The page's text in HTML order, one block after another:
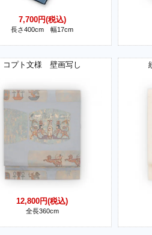
7,700円(税込)
長さ400cm 幅17cm
コプト文様 壁画写し
12,800円(税込)
全長360cm